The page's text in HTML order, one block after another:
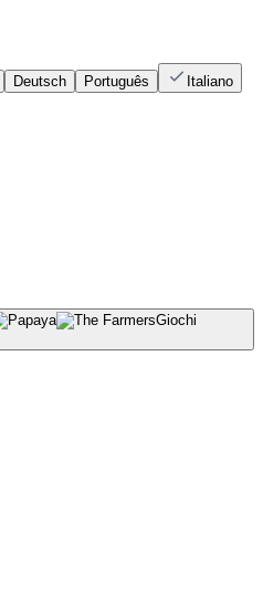
Deutsch Português
Italiano
Giochi